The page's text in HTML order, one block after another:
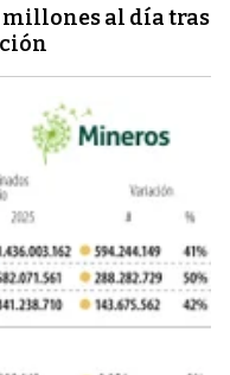
millones al día tras